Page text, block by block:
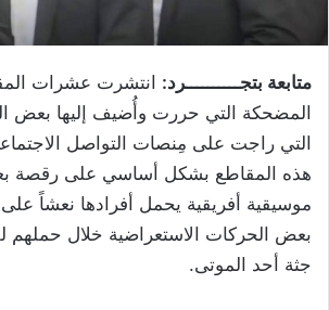
متابعة بتجــــــــــرد: انتشرت عشرات
المضحكة التي حررت وأُضيف إليها بعض
التي راجت على مِنصات التواصل
هذه المقاطع بشكل أساسي على رقصة
موسيقية أفريقية يحمل أفرادها نعشاً على
بعض الحركات الاستعراضية خلال حملهم
جثة أحد الموتى.